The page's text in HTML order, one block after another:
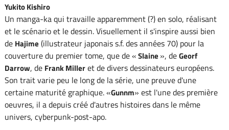
Yukito Kishiro
Un manga-ka qui travaille apparemment (?) en solo, réalisant
et le scénario et le dessin. Visuellement il s'inspire aussi bien
de Hajime (illustrateur japonais s.f. des années 70) pour la
couverture du premier tome, que de «Slaine », deGeorf
Darrow, de Frank Milleret de divers dessinateurs européens.
Son trait varie peu le long de la série, une preuve d'une
certaine maturité graphique. «Gunnm» est l'une des première
oeuvres, il a depuis créé d'autres histoires dans le même
univers, cyberpunk-post-apo.